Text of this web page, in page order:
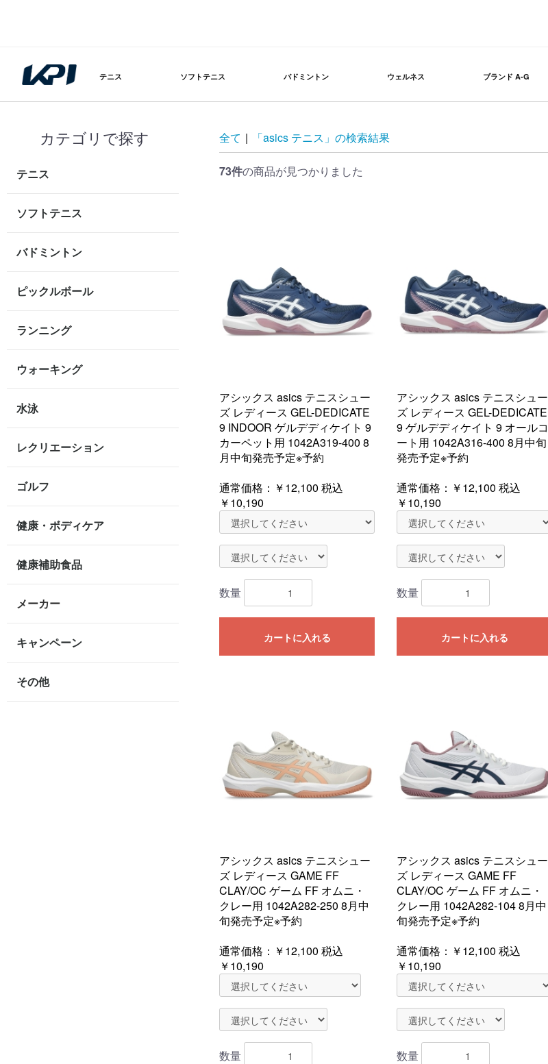
テニス ソフトテニス バドミントン ウェルネス ブランド A-G
カテゴリで探す
テニス
ソフトテニス
バドミントン
ピックルボール
ランニング
ウォーキング
水泳
レクリエーション
ゴルフ
健康・ボディケア
健康補助食品
メーカー
キャンペーン
その他
全て | 「asics テニス」の検索結果
73件の商品が見つかりました
アシックス asics テニスシュー
ズ レディース GEL-DEDICATE
9 INDOOR ゲルデディケイト 9
カーペット用 1042A319-400 8
月中旬発売予定※予約
通常価格： ￥12,100 税込
￥10,190
数量
カートに入れる
アシックス asics テニスシュー
ズ レディース GEL-DEDICATE
9 ゲルデディケイト 9 オールコ
ート用 1042A316-400 8月中旬
発売予定※予約
通常価格： ￥12,100 税込
￥10,190
数量
カートに入れる
アシックス asics テニスシュー
ズ レディース GAME FF
CLAY/OC ゲーム FF オムニ・
クレー用 1042A282-250 8月中
旬発売予定※予約
通常価格： ￥12,100 税込
￥10,190
数量
アシックス asics テニスシュー
ズ レディース GAME FF
CLAY/OC ゲーム FF オムニ・
クレー用 1042A282-104 8月中
旬発売予定※予約
通常価格： ￥12,100 税込
￥10,190
数量